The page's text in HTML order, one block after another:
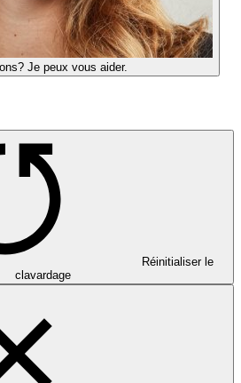
Je peux vous aider.
Réinitialiser le
clavardage